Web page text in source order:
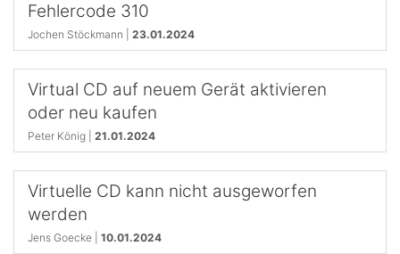
Fehlercode 310
Jochen Stöckmann | 23.01.2024
Virtual CD auf neuem Gerät aktivieren
oder neu kaufen
Peter König | 21.01.2024
Virtuelle CD kann nicht ausgeworfen
werden
Jens Goecke | 10.01.2024